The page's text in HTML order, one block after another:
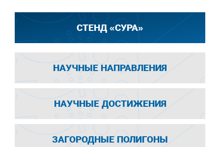
СТЕНД «СУРА»
НАУЧНЫЕ НАПРАВЛЕНИЯ
НАУЧНЫЕ ДОСТИЖЕНИЯ
ЗАГОРОДНЫЕ ПОЛИГОНЫ